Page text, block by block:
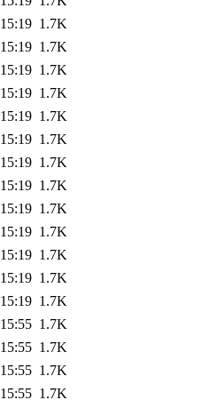
1.7K
1.7K
1.7K
1.7K
1.7K
1.7K
1.7K
1.7K
1.7K
1.7K
1.7K
1.7K
1.7K
1.7K
1.7K
1.7K
1.7K